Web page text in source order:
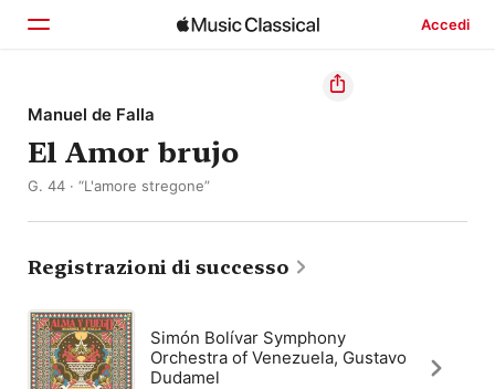
Accedi
Home
Scopri
Manuel de Falla
El Amor brujo
G. 44 · “L'amore stregone”
Registrazioni di successo
Simón Bolívar Symphony
Orchestra of Venezuela, Gustavo
Dudamel